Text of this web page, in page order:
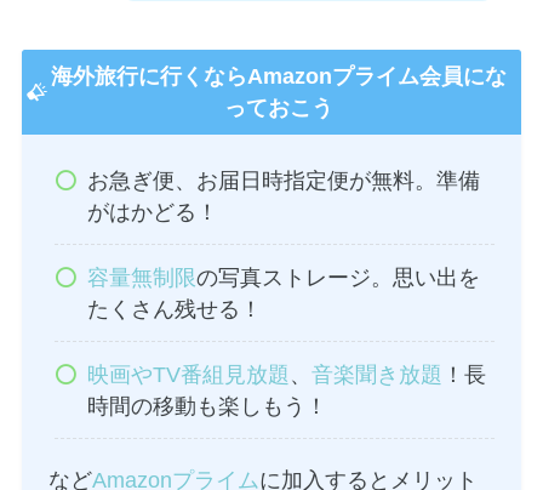
海外旅行に行くならAmazonプライム会員にな
っておこう
お急ぎ便、お届日時指定便が無料。準備
がはかどる！
容量無制限の写真ストレージ。思い出を
たくさん残せる！
映画やTV番組見放題 、 音楽聞き放題 ！長
時間の移動も楽しもう！
などAmazonプライムに加入するとメリット